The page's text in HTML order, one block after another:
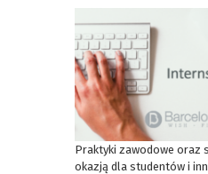
Praktyki zawodowe oraz
okazją dla studentów i